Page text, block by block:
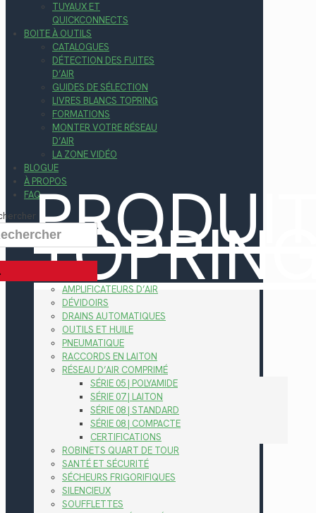
TUYAUX ET
QUICKCONNECTS
BOITE À OUTILS
CATALOGUES
DÉTECTION DES FUITES
D’AIR
GUIDES DE SÉLECTION
LIVRES BLANCS TOPRING
FORMATIONS
MONTER VOTRE RÉSEAU
D’AIR
LA ZONE VIDÉO
BLOGUE
À PROPOS
FAQ
AMPLIFICATEURS D’AIR
DÉVIDOIRS
DRAINS AUTOMATIQUES
OUTILS ET HUILE
PNEUMATIQUE
RACCORDS EN LAITON
RÉSEAU D’AIR COMPRIMÉ
SÉRIE 05 | POLYAMIDE
SÉRIE 07 | LAITON
SÉRIE 08 | STANDARD
SÉRIE 08 | COMPACTE
CERTIFICATIONS
ROBINETS QUART DE TOUR
SANTÉ ET SÉCURITÉ
SÉCHEURS FRIGORIFIQUES
SILENCIEUX
SOUFFLETTES